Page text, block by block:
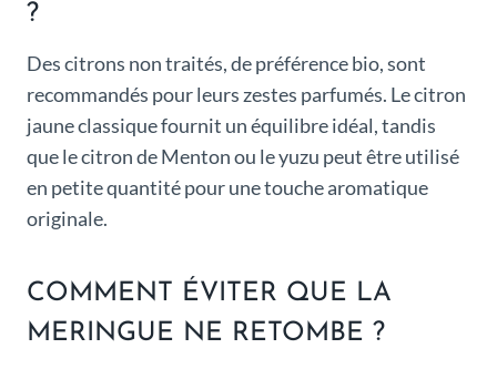
?
Des citrons non traités, de préférence bio, sont
recommandés pour leurs zestes parfumés. Le citron
jaune classique fournit un équilibre idéal, tandis
que le citron de Menton ou le yuzu peut être utilisé
en petite quantité pour une touche aromatique
originale.
COMMENT ÉVITER QUE LA
MERINGUE NE RETOMBE ?